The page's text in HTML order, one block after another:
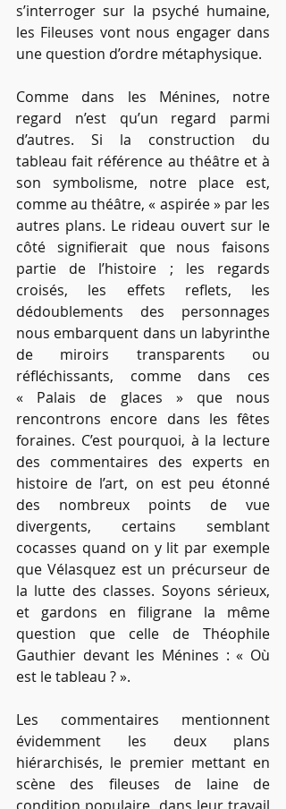
s’interroger sur la psyché humaine,
les Fileuses vont nous engager dans
une question d’ordre métaphysique.
Comme dans les Ménines, notre
regard n’est qu’un regard parmi
d’autres. Si la construction du
tableau fait référence au théâtre et à
son symbolisme, notre place est,
comme au théâtre, « aspirée » par les
autres plans. Le rideau ouvert sur le
côté signifierait que nous faisons
partie de l’histoire ; les regards
croisés, les effets reflets, les
dédoublements des personnages
nous embarquent dans un labyrinthe
de miroirs transparents ou
réfléchissants, comme dans ces
« Palais de glaces » que nous
rencontrons encore dans les fêtes
foraines. C’est pourquoi, à la lecture
des commentaires des experts en
histoire de l’art, on est peu étonné
des nombreux points de vue
divergents, certains semblant
cocasses quand on y lit par exemple
que Vélasquez est un précurseur de
la lutte des classes. Soyons sérieux,
et gardons en filigrane la même
question que celle de Théophile
Gauthier devant les Ménines : « Où
est le tableau ? ».
Les commentaires mentionnent
évidemment les deux plans
hiérarchisés, le premier mettant en
scène des fileuses de laine de